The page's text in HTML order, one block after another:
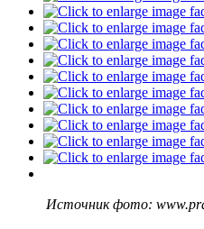
Источник фото: